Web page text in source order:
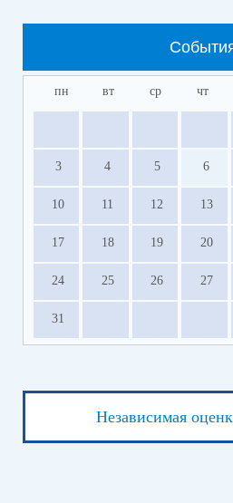
пн вт ср чт
3 4 5 6
10 11 12 13
17 18 19 20
24 25 26 27
31
Независимая